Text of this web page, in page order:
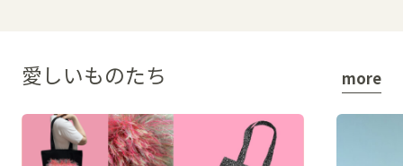
愛しいものたち more